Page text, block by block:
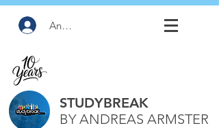
Anmelden
STUDYBREAK
BY ANDREAS ARMSTER